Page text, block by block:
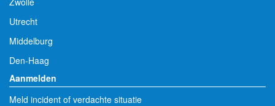
Utrecht
Middelburg
Den-Haag
Aanmelden
Meld incident of verdachte situatie